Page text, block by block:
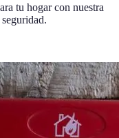
tu hogar con nuestra